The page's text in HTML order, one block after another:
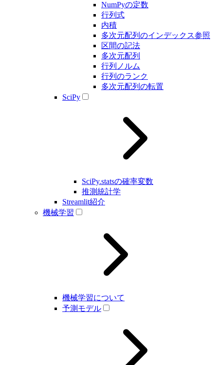
NumPyの定数
行列式
内積
多次元配列のインデックス参照
区間の記法
多次元配列
行列ノルム
行列のランク
多次元配列の転置
SciPy
SciPy.statsの確率変数
推測統計学
Streamlit紹介
機械学習
機械学習について
予測モデル